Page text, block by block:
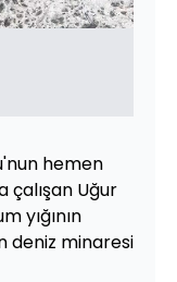
hemen
çalışan Uğur
yığının
deniz minaresi